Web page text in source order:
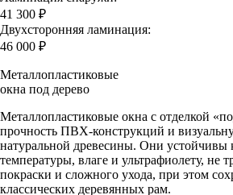
41 300 ₽
Двухсторонняя ламинация:
46 000 ₽
Металлопластиковые
окна под дерево
Металлопластиковые окна с отделкой
прочность ПВХ-конструкций и
натуральной древесины. Они устойчивы
температуры, влаге и ультрафиолету, не
покраски и сложного ухода, при этом
классических деревянных рам.